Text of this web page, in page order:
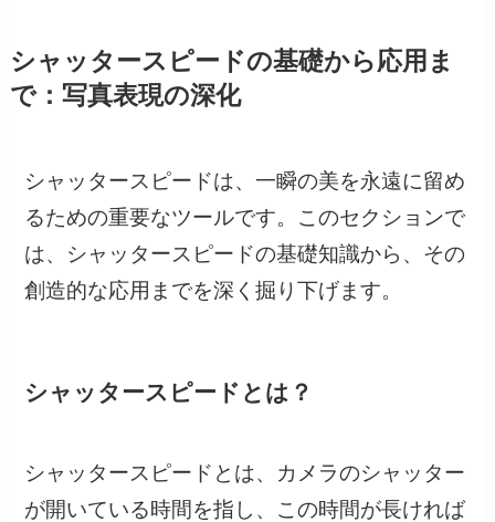
シャッタースピードの基礎から応用ま
で：写真表現の深化
シャッタースピードは、一瞬の美を永遠に留め
るための重要なツールです。このセクションで
は、シャッタースピードの基礎知識から、その
創造的な応用までを深く掘り下げます。
シャッタースピードとは？
シャッタースピードとは、カメラのシャッター
が開いている時間を指し、この時間が長ければ